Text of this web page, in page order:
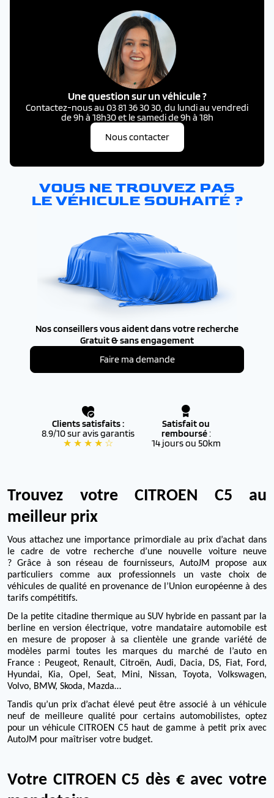
Une question sur un véhicule ?
Contactez-nous au 03 81 36 30 30, du lundi au vendredi
de 9h à 18h30 et le samedi de 9h à 18h
Nous contacter
VOUS NE TROUVEZ PAS
LE VÉHICULE SOUHAITÉ ?
Nos conseillers vous aident dans votre recherche
Gratuit & sans engagement
Faire ma demande
Clients satisfaits :
8.9/10 sur avis garantis
★ ★ ★ ★ ☆
Satisfait ou
remboursé:
14 jours ou 50km
Trouvez votre CITROEN C5 au
meilleur prix
Vous attachez une importance primordiale au prix d’achat dans
le cadre de votre recherche d’une nouvelle voiture neuve
? Grâce à son réseau de fournisseurs, AutoJM propose aux
particuliers comme aux professionnels un vaste choix de
véhicules de qualité en provenance de l’Union européenne à des
tarifs compétitifs.
De la petite citadine thermique au SUV hybride en passant par la
berline en version électrique, votre mandataire automobile est
en mesure de proposer à sa clientèle une grande variété de
modèles parmi toutes les marques du marché de l’auto en
France : Peugeot, Renault, Citroën, Audi, Dacia, DS, Fiat, Ford,
Hyundai, Kia, Opel, Seat, Mini, Nissan, Toyota, Volkswagen,
Volvo, BMW, Skoda, Mazda…
Tandis qu’un prix d’achat élevé peut être associé à un véhicule
neuf de meilleure qualité pour certains automobilistes, optez
pour un véhicule CITROEN C5 haut de gamme à petit prix avec
AutoJM pour maîtriser votre budget.
Votre CITROEN C5 dès € avec votre